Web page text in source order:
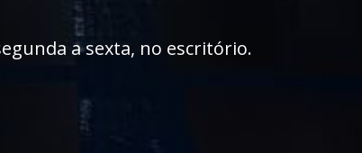
a sexta, no escritório.